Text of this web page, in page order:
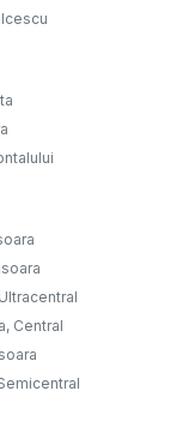
Central